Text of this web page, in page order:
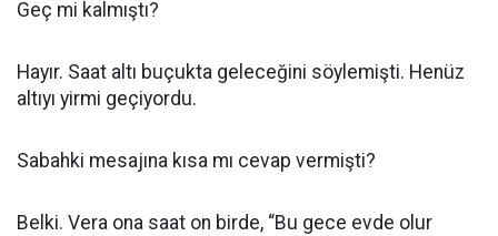
Geç mi kalmıştı?
Hayır. Saat altı buçukta geleceğini söylemişti. Henüz
altıyı yirmi geçiyordu.
Sabahki mesajına kısa mı cevap vermişti?
Belki. Vera ona saat on birde, “Bu gece evde olur